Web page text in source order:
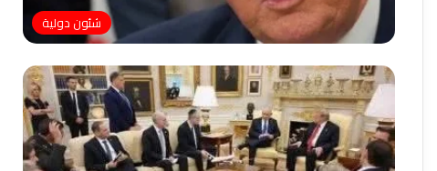
شئون دولية